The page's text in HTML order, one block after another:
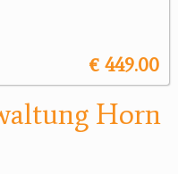
€ 449.00
Horn